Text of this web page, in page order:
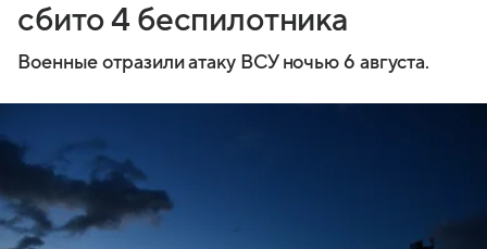
сбито 4 беспилотника
Военные отразили атаку ВСУ ночью 6 августа.